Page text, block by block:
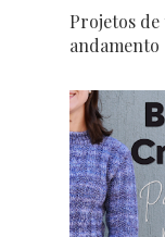
Projetos
andamento